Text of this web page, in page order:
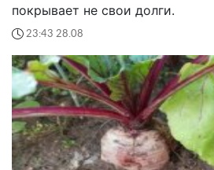
покрывает не свои долги.
23:43 28.08